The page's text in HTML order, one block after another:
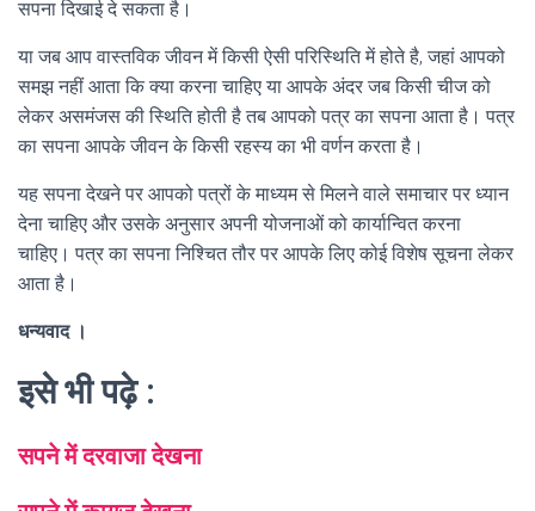
सपना दिखाई दे सकता है।
या जब आप वास्तविक जीवन में किसी ऐसी परिस्थिति में होते है, जहां आपको
समझ नहीं आता कि क्या करना चाहिए या आपके अंदर जब किसी चीज को
लेकर असमंजस की स्थिति होती है तब आपको पत्र का सपना आता है। पत्र
का सपना आपके जीवन के किसी रहस्य का भी वर्णन करता है।
यह सपना देखने पर आपको पत्रों के माध्यम से मिलने वाले समाचार पर ध्यान
देना चाहिए और उसके अनुसार अपनी योजनाओं को कार्यान्वित करना
चाहिए। पत्र का सपना निश्चित तौर पर आपके लिए कोई विशेष सूचना लेकर
आता है।
धन्यवाद ।
इसे भी पढ़े :
सपने में दरवाजा देखना